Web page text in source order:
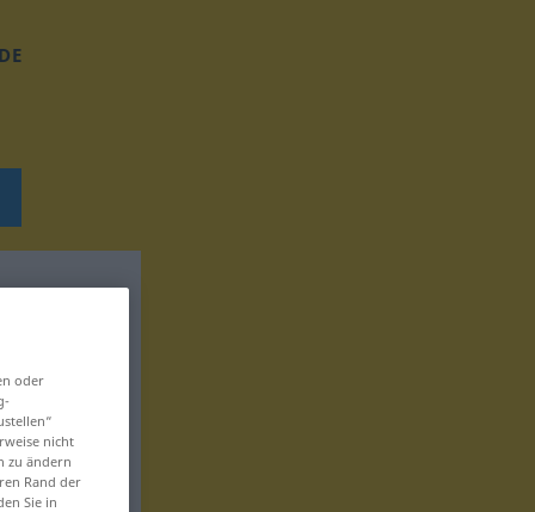
DE
oder
nicht
zu ändern
Rand der
Sie in